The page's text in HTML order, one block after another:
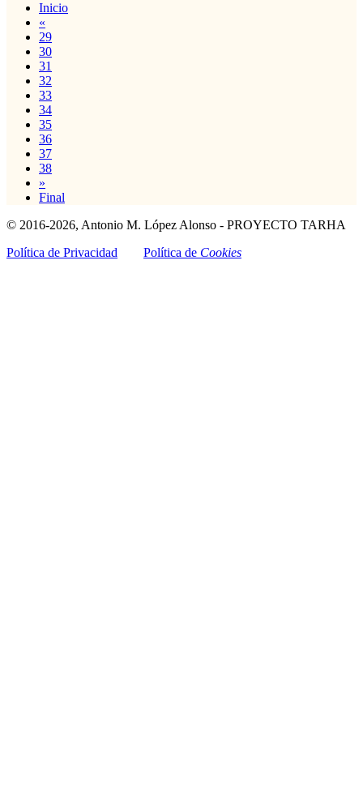
Inicio
«
29
30
31
32
33
34
35
36
37
38
»
Final
© 2016-2026, Antonio M. López Alonso - PROYECTO TARHA
Política de Privacidad
Política de Cookies